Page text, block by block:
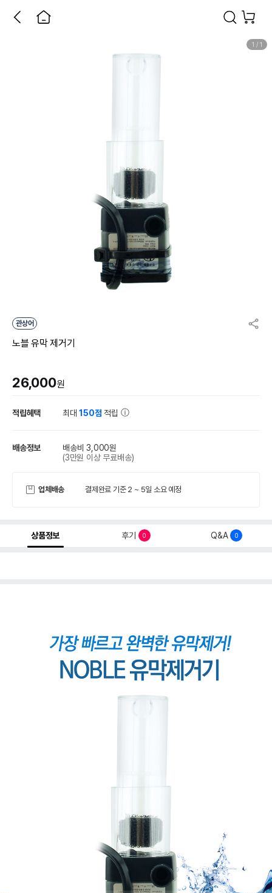
1 / 1
관상어
노블 유막 제거기
26,000원
적립혜택 최대150점 적립
배송정보
배송비 3,000원
(3만원 이상 무료배송)
업체배송 결제완료 기준 2 ~ 5일 소요 예정
상품정보 후기 0 Q&A 0